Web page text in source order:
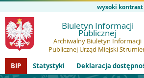
wysoki kontrast
Biuletyn Informacji
Publicznej
Archiwalny Biuletyn Informacji
Publicznej Urząd Miejski
BIP
Statystyki Deklaracja